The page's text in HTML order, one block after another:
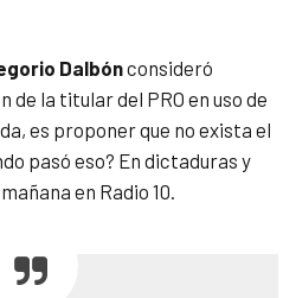
Dalbónconsideró
de la titular del PRO en uso de
es proponer que no exista el
pasó eso? En dictaduras y
en Radio 10.